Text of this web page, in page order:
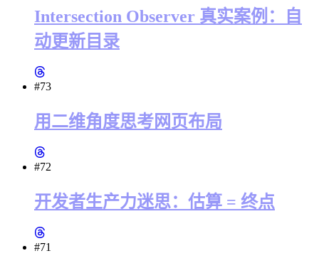
Intersection Observer 真实案例：自
动更新目录
#73
用二维角度思考网页布局
#72
开发者生产力迷思：估算 = 终点
#71